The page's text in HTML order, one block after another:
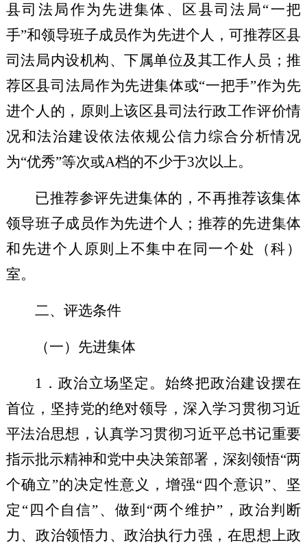
县司法局作为先进集体、区县司法局“一把
手”和领导班子成员作为先进个人，可推荐区县
司法局内设机构、下属单位及其工作人员；推
荐区县司法局作为先进集体或“一把手”作为先
进个人的，原则上该区县司法行政工作评价情
况和法治建设依法依规公信力综合分析情况
为“优秀”等次或A档的不少于3次以上。
已推荐参评先进集体的 ，不再推荐该集体
领导班子成员作为先进个人 ；推荐的先进集体
和先进个人原则上不集中在同一个处（科）
室。
二、评选条件
（一）先进集体
1 ．政治立场坚定。 始终把政治建设摆在
首位 ，坚持党的绝对领导，深入学习贯彻习近
平法治思想 ，认真学习贯彻习近平总书记重要
指示批示精神和党中央决策部署，深刻领悟“两
个确立”的决定性意义，增强“四个意识”、 坚
定 “四个自信”、做到 “两个维护”，政治判断
力、政治领悟力、政治执行力强，在思想上政